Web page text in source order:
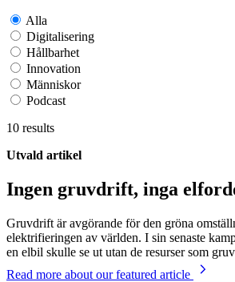
Alla
Digitalisering
Hållbarhet
Innovation
Människor
Podcast
10 results
Utvald artikel
Ingen gruvdrift, inga
Gruvdrift är avgörande för den gröna
elektrifieringen av världen. I sin senaste
en elbil skulle se ut utan de resurser som
Read more about our featured article